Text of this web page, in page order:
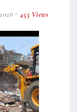
453 Views